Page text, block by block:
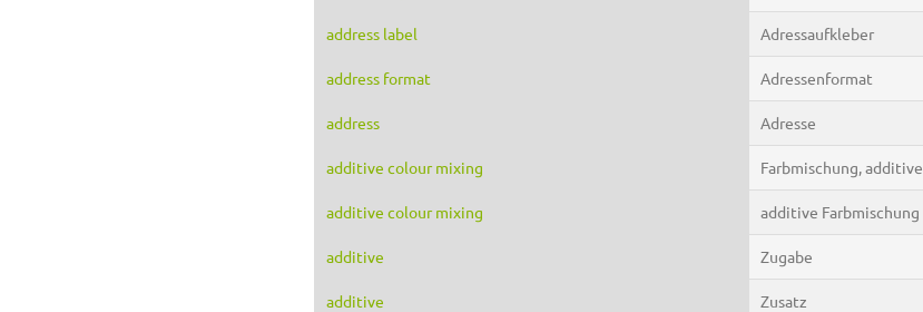
address label Adressaufkleber
address format Adressenformat
address Adresse
additive colour mixing Farbmischung, additive
additive colour mixing additive Farbmischung
additive Zugabe
additive Zusatz